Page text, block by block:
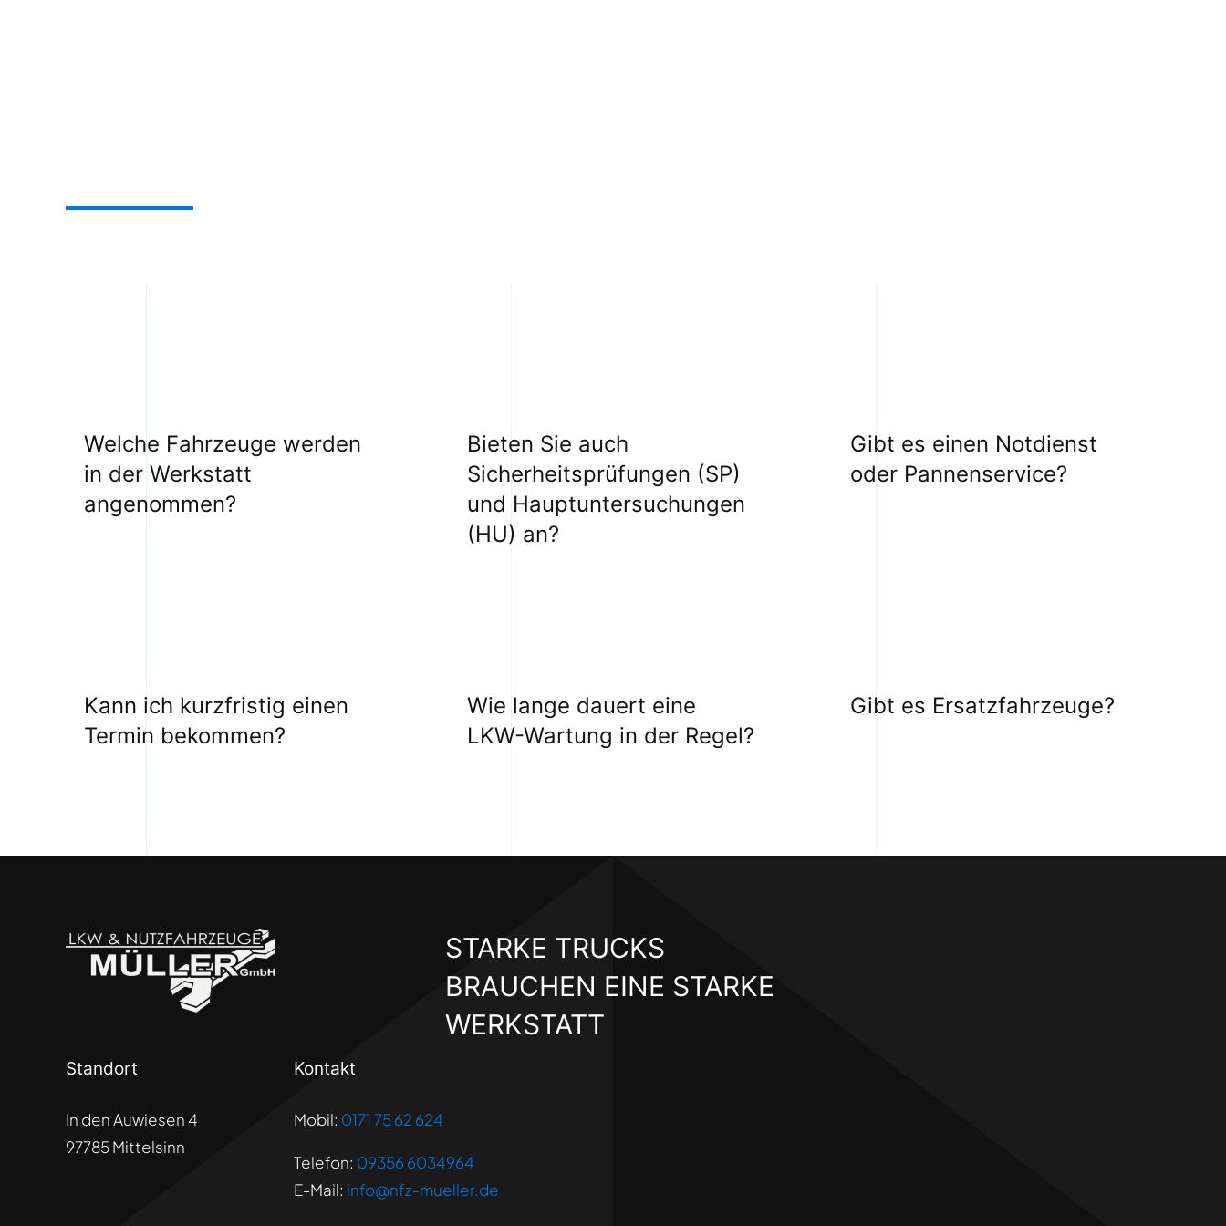
Welche Fahrzeuge werden
in der Werkstatt
angenommen?
Bieten Sie auch
Sicherheitsprüfungen (SP)
und Hauptuntersuchungen
(HU) an?
Gibt es einen Notdienst
oder Pannenservice?
Kann ich kurzfristig einen
Termin bekommen?
Wie lange dauert eine
LKW-Wartung in der Regel?
Gibt es Ersatzfahrzeuge?
STARKE TRUCKS
BRAUCHEN EINE STARKE
WERKSTATT
Standort
In den Auwiesen 4
97785 Mittelsinn
Kontakt
Mobil: 0171 75 62 624
Telefon: 09356 6034964
E-Mail: info@nfz-mueller.de